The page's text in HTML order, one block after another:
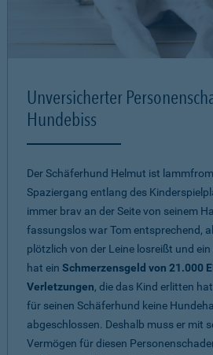
Unversicherter
Hundebiss
Der Schäferhund Helmut ist
Spaziergang entlang des
immer brav an der Seite von seinem
fassungslos war Tom entsprechend,
plötzlich von der Leine losreißt und
hat ein Schmerzensgeld von 21.000
Verletzungen, die das Kind erlitten
für seinen Schäferhund keine
abgeschlossen. Deshalb muss er mit
Vermögen für diesen